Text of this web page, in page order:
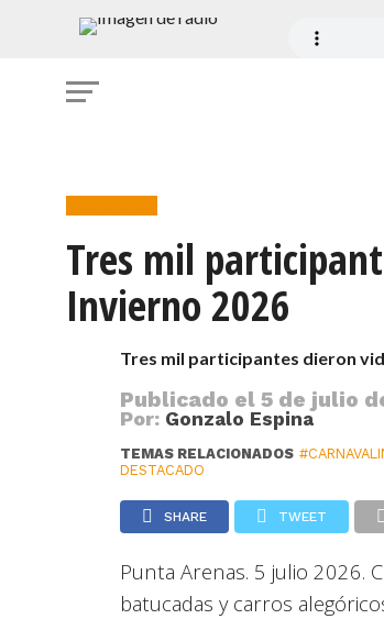
Invernadas
Tres mil
Invierno 2026
Tres mil participantes dieron
Publicado el5 de julio
Por: Gonzalo Espina
TEMAS RELACIONADOS
DESTACADO
SHARE TWEET
Punta Arenas. 5 julio 2026.
batucadas y carros